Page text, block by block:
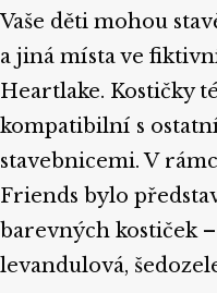
Vaše děti mohou
a jiná místa ve
Heartlake. Kostičky
kompatibilní s
stavebnicemi. V
Friends bylo
barevných kostiček
levandulová,